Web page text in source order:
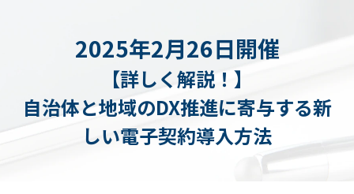
2025年2月26日開催
【詳しく解説！】
自治体と地域のDX推進に寄与する新
しい電子契約導入方法